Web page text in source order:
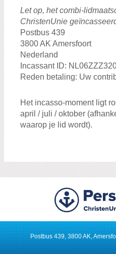
Let op, het combi-
ChristenUnie
Postbus 439
3800 AK Amersfoort
Nederland
Incassant ID:
Reden betaling: Uw
Het incasso-moment ligt
april / juli / oktober
waarop je lid wordt).
Postbus 439, 3800 AK,